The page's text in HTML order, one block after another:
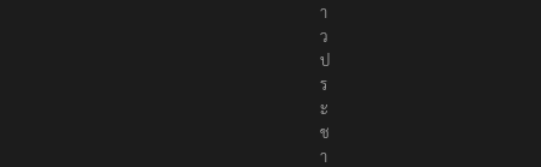
า
ว
ป
ร
ะ
ช
า